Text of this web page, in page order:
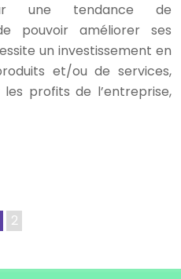
une tendance de
pouvoir améliorer ses
un investissement en
et/ou de services,
profits de l’entreprise,
2